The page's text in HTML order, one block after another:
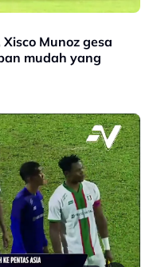
Munoz gesa
mudah yang